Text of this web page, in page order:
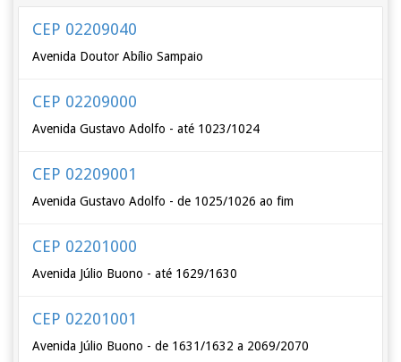
CEP 02209040
Avenida Doutor Abílio Sampaio
CEP 02209000
Avenida Gustavo Adolfo - até 1023/1024
CEP 02209001
Avenida Gustavo Adolfo - de 1025/1026 ao fim
CEP 02201000
Avenida Júlio Buono - até 1629/1630
CEP 02201001
Avenida Júlio Buono - de 1631/1632 a 2069/2070